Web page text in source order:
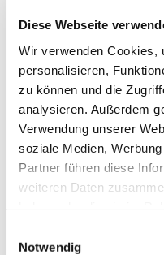
Diese Webseite
Wir verwenden Cookies,
personalisieren,
zu können und die
analysieren. Außerdem
Verwendung unserer
soziale Medien,
Partner führen diese
weiteren Daten
Notwendig